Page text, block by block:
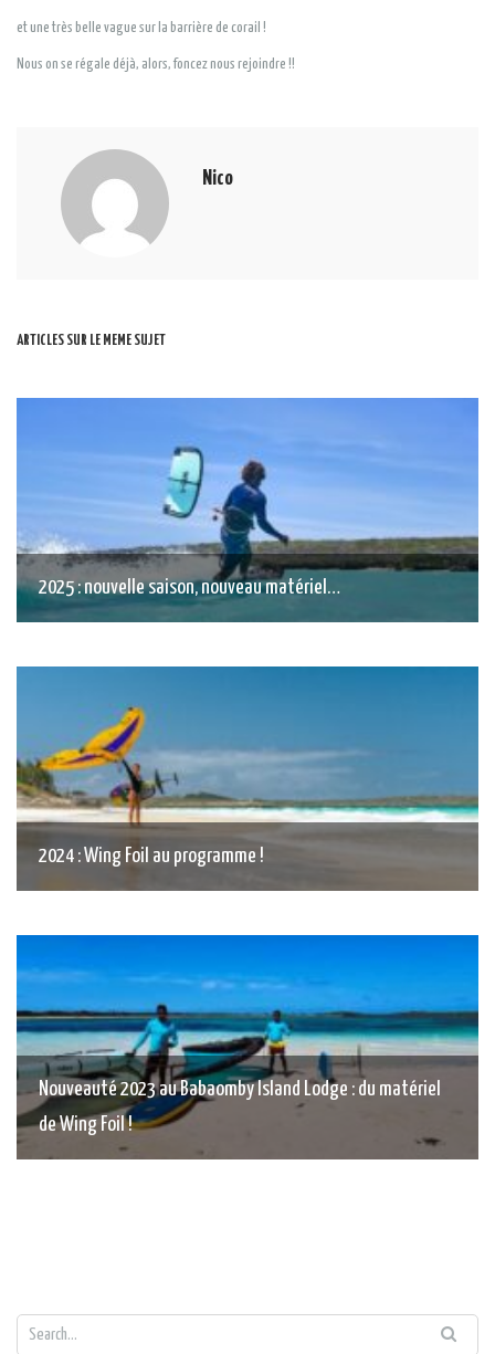
et une très belle vague sur la barrière de corail !
Nous on se régale déjà, alors, foncez nous rejoindre !!
Nico
ARTICLES SUR LE MEME SUJET
2025 : nouvelle saison, nouveau matériel…
2024 : Wing Foil au programme !
Nouveauté 2023 au Babaomby Island Lodge : du matériel
de Wing Foil !